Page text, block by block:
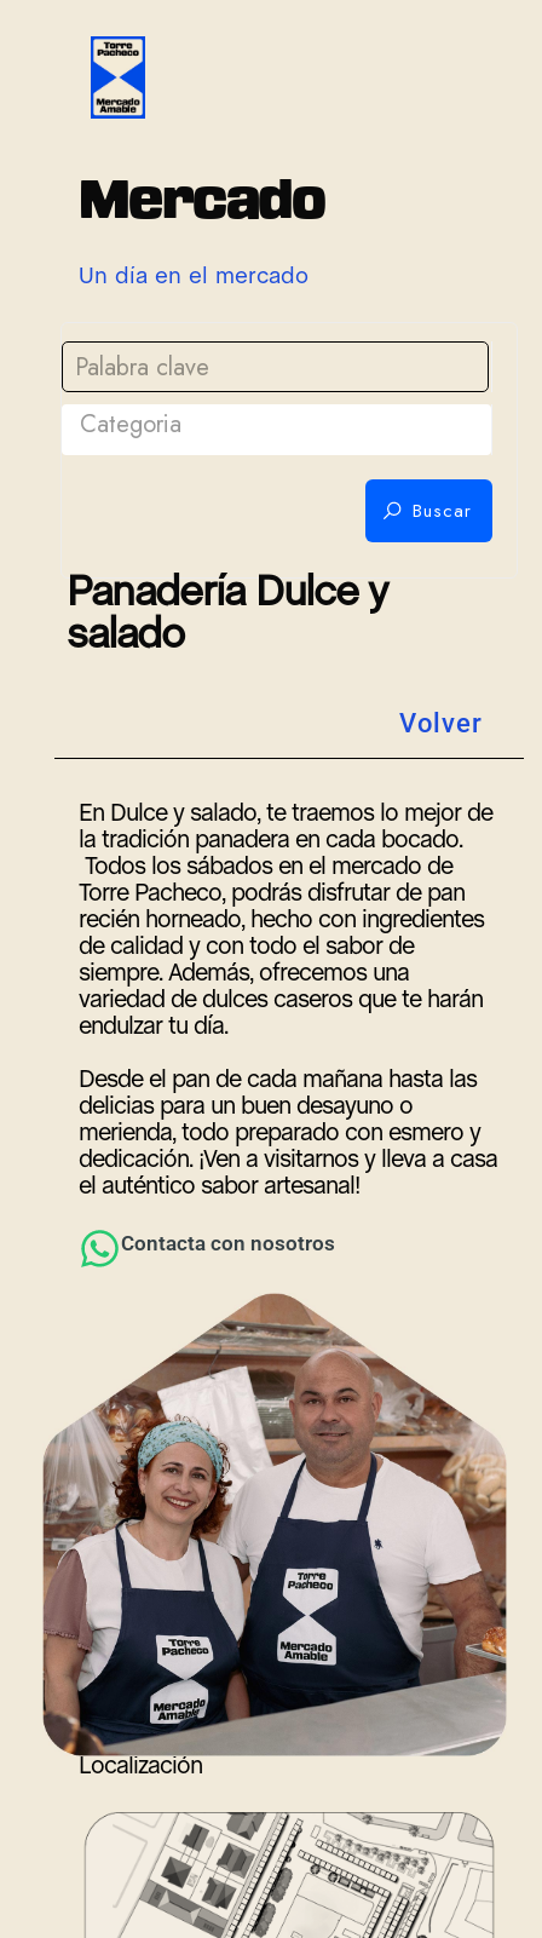
Mercado
Un d ía en e mercado
Categoria
Buscar
Panadería Dul ce y
salado
Volver
En Dulce y salado, te traemos lo mejor de
la tradición panadera en cada bocado.
Todos los sábados en el mercado de
Torre Pacheco, podrás disfrutar de pan
recién horneado, hecho con ingredientes
de calidad y con todo el sabor de
siempre. Además, ofrecemos una
variedad de dulces caseros que te harán
endulzar tu día.
Desde el pan de cada mañana hasta las
delicias para un buen desayuno o
merienda, todo preparado con esmero y
dedicación. ¡Ven a visitarnos y lleva a casa
el auténtico sabor artesanal!
Contacta con nosotros
Localización